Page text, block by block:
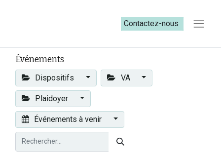
Contactez-nous​​
Événements
Dispositifs VA
Plaidoyer
Événements à venir